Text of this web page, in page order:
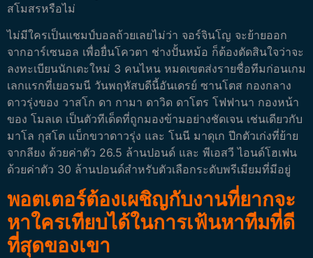
สโมสรหรือไม่
ไม่มีใครเป็นแชมป์บอลถ้วยเลยไม่ว่า จอร์จินโญ จะย้ายออก
จากอาร์เซนอล เพื่อยื่นโควตา ช่างปั้นหม้อ ก็ต้องตัดสินใจว่าจะ
ลงทะเบียนนักเตะใหม่ 3 คนไหน หมดเขตส่งรายชื่อทีมก่อนเกม
เลกแรกที่เยอรมนี วันพฤหัสบดีนี้อันเดรย์ ซานโตส กองกลาง
ดาวรุ่งของ วาสโก ดา กามา ดาวิด ดาโตร โฟฟานา กองหน้า
ของ โมลเด เป็นตัวทีเด็ดที่ถูกมองข้ามอย่างชัดเจน เช่นเดียวกับ
มาโล กุสโต แบ็กขวาดาวรุ่ง และ โนนี มาดุเก ปีกตัวเก่งที่ย้าย
จากลียง ด้วยค่าตัว 26.5 ล้านปอนด์ และ พีเอสวี ไอนด์โฮเฟน
ด้วยค่าตัว 30 ล้านปอนด์สำหรับตัวเลือกระดับพรีเมียมที่มีอยู่
พอตเตอร์ต้องเผชิญกับงานที่ยากจะ
หาใครเทียบได้ในการเฟ้นหาทีมที่ดี
ที่สุดของเขา